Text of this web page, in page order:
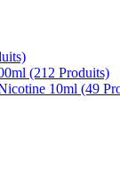
(212 Produits)
10ml (49